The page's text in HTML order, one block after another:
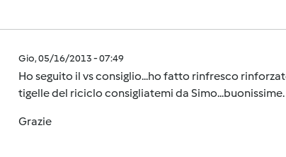
Gio, 05/16/2013 - 07:49
Ho seguito il vs consiglio...ho fatto rinfresco
tigelle del riciclo consigliatemi da Simo...buonissime.
Grazie